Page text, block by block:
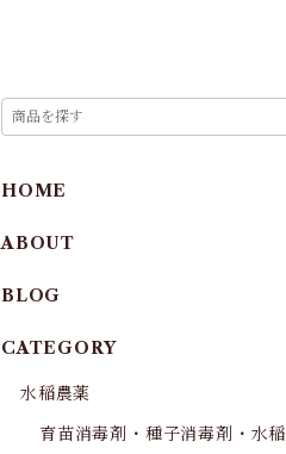
HOME
ABOUT
BLOG
CATEGORY
水稲農薬
育苗消毒剤・種子消毒剤・水稲